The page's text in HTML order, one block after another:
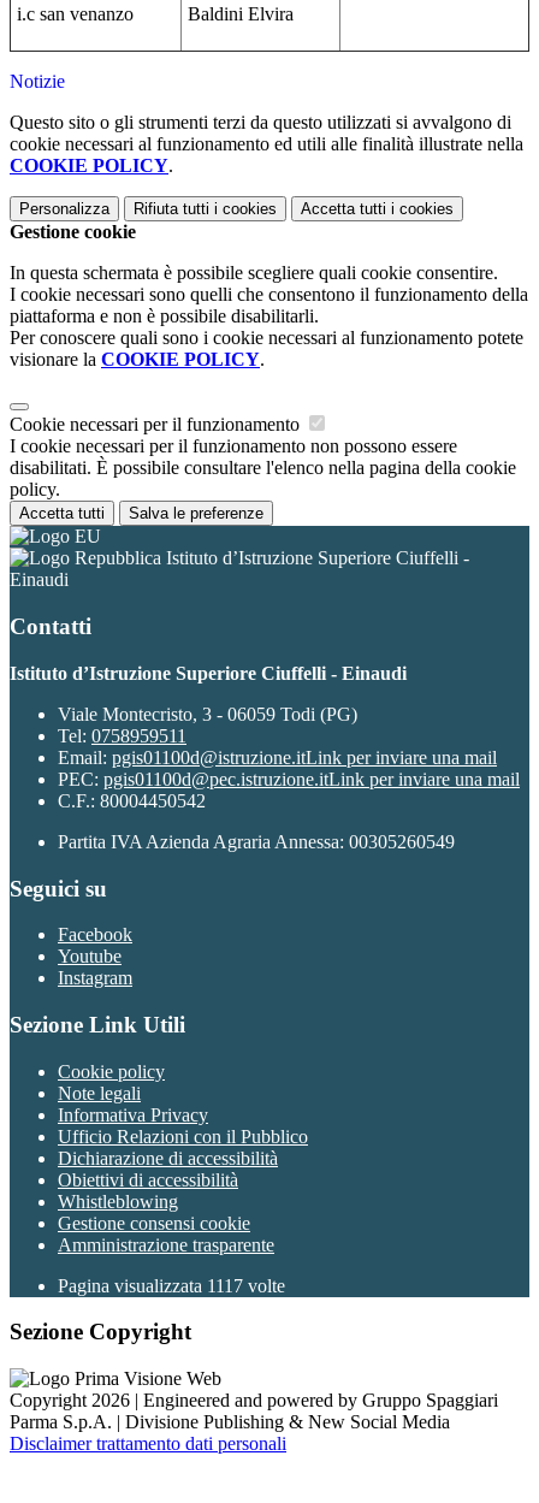
i.c san venanzo Baldini Elvira
Notizie
Questo sito o gli strumenti terzi da questo utilizzati si avvalgono di
cookie necessari al funzionamento ed utili alle finalità illustrate nella
COOKIE POLICY.
Personalizza Rifiuta tutti i cookies Accetta tutti i cookies
Gestione cookie
In questa schermata è possibile scegliere quali cookie consentire.
I cookie necessari sono quelli che consentono il funzionamento della
piattaforma e non è possibile disabilitarli.
Per conoscere quali sono i cookie necessari al funzionamento potete
visionare la COOKIE POLICY.
Cookie necessari per il funzionamento
I cookie necessari per il funzionamento non possono essere
disabilitati. È possibile consultare l'elenco nella pagina della cookie
policy.
Accetta tutti Salva le preferenze
Istituto d’Istruzione Superiore Ciuffelli -
Einaudi
Contatti
Istituto d’Istruzione Superiore Ciuffelli - Einaudi
Viale Montecristo, 3 - 06059 Todi (PG)
Tel: 0758959511
Email: pgis01100d@istruzione.itLink per inviare una mail
PEC: pgis01100d@pec.istruzione.itLink per inviare una mail
C.F.: 80004450542
Partita IVA Azienda Agraria Annessa: 00305260549
Seguici su
Facebook
Youtube
Instagram
Sezione Link Utili
Cookie policy
Note legali
Informativa Privacy
Ufficio Relazioni con il Pubblico
Dichiarazione di accessibilità
Obiettivi di accessibilità
Whistleblowing
Gestione consensi cookie
Amministrazione trasparente
Pagina visualizzata 1117 volte
Sezione Copyright
Copyright 2026 | Engineered and powered by Gruppo Spaggiari
Parma S.p.A. | Divisione Publishing & New Social Media
Disclaimer trattamento dati personali